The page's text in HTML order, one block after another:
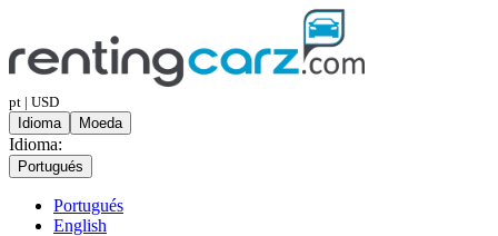
pt | USD
Idioma
Moeda
Idioma:
Portugués
Portugués
English